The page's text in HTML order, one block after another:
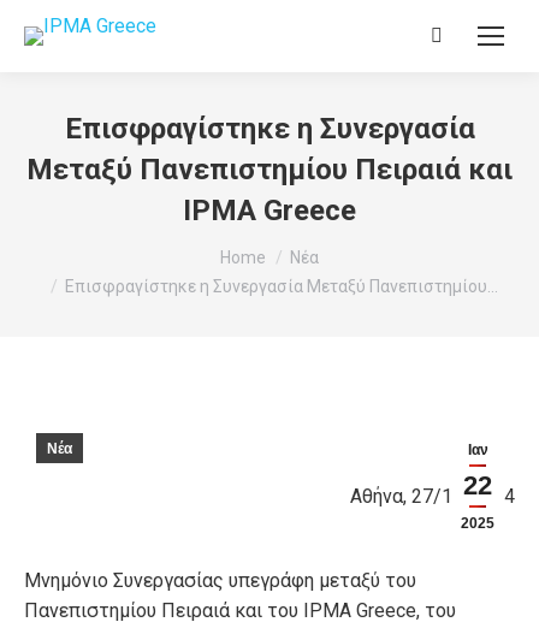
Search:
Επισφραγίστηκε η Συνεργασία
Μεταξύ Πανεπιστημίου Πειραιά και
IPMA Greece
Home
Νέα
Επισφραγίστηκε η Συνεργασία Μεταξύ Πανεπιστημίου…
Ιαν
22
2025
Νέα
Αθήνα, 27/12/2024
Μνημόνιο Συνεργασίας υπεγράφη μεταξύ του
Πανεπιστημίου Πειραιά και του IPMA Greece, του